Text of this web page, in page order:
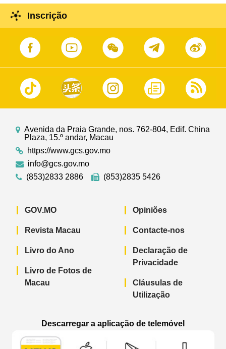
Inscrição
Avenida da Praia Grande, nos. 762-804, Edif. China
Plaza, 15.º andar, Macau
https://www.gcs.gov.mo
info@gcs.gov.mo
(853)2833 2886
(853)2835 5426
GOV.MO
Revista Macau
Livro do Ano
Livro de Fotos de
Macau
Opiniões
Contacte-nos
Declaração de
Privacidade
Cláusulas de
Utilização
Descarregar a aplicação de telemóvel